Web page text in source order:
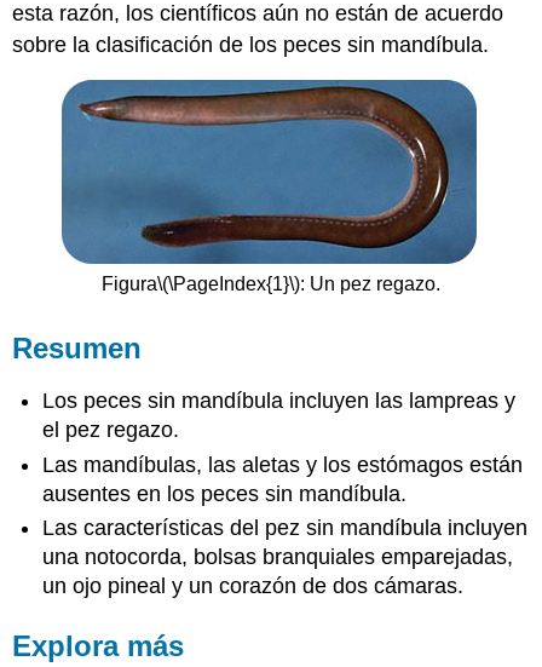
esta razón, los científicos aún no están de acuerdo
sobre la clasificación de los peces sin mandíbula.
Figura\(\PageIndex{1}\): Un pez regazo.
Resumen
Los peces sin mandíbula incluyen las lampreas y
el pez regazo.
Las mandíbulas, las aletas y los estómagos están
ausentes en los peces sin mandíbula.
Las características del pez sin mandíbula incluyen
una notocorda, bolsas branquiales emparejadas,
un ojo pineal y un corazón de dos cámaras.
Explora más